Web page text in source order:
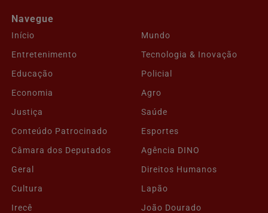
Navegue
Início
Mundo
Entretenimento
Tecnologia & Inovação
Educação
Policial
Economia
Agro
Justiça
Saúde
Conteúdo Patrocinado
Esportes
Câmara dos Deputados
Agência DINO
Geral
Direitos Humanos
Cultura
Lapão
Irecê
João Dourado